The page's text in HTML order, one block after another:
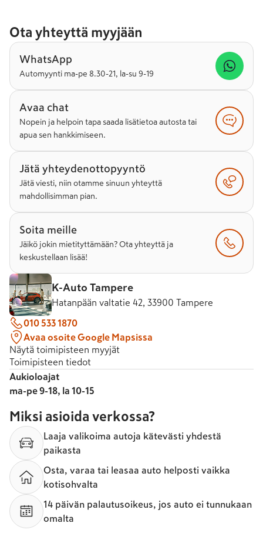
Ota yhteyttä myyjään
WhatsApp
Automyynti ma-pe 8.30-21, la-su 9-19
Avaa chat
Nopein ja helpoin tapa saada lisätietoa autosta tai
apua sen hankkimiseen.
Jätä yhteydenottopyyntö
Jätä viesti, niin otamme sinuun yhteyttä
mahdollisimman pian.
Soita meille
Jäikö jokin mietityttämään? Ota yhteyttä ja
keskustellaan lisää!
K-Auto Tampere
Hatanpään valtatie 42, 33900 Tampere
010 533 1870
Avaa osoite Google Mapsissa
Näytä toimipisteen myyjät
Toimipisteen tiedot
Aukioloajat
ma-pe 9-18, la 10-15
Miksi asioida verkossa?
Laaja valikoima autoja kätevästi yhdestä
paikasta
Osta, varaa tai leasaa auto helposti vaikka
kotisohvalta
14 päivän palautusoikeus, jos auto ei tunnukaan
omalta